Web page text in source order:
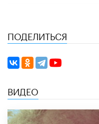
ПОДЕЛИТЬСЯ
ВИДЕО